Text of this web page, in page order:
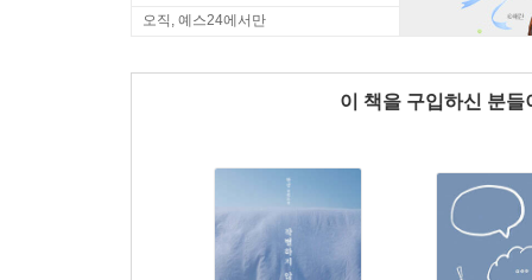
오직, 예스24에서만
이 책을 구입하신 분